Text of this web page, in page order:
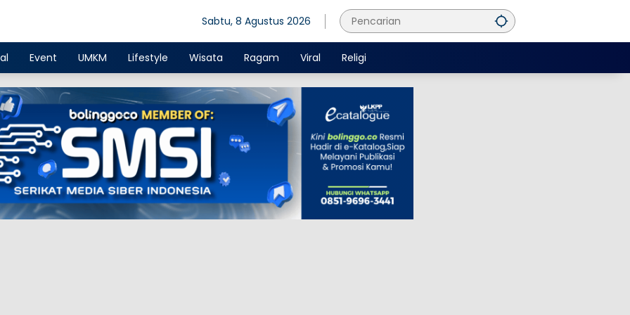
Sabtu, 8 Agustus 2026
Event UMKM Lifestyle Wisata Ragam Viral Religi